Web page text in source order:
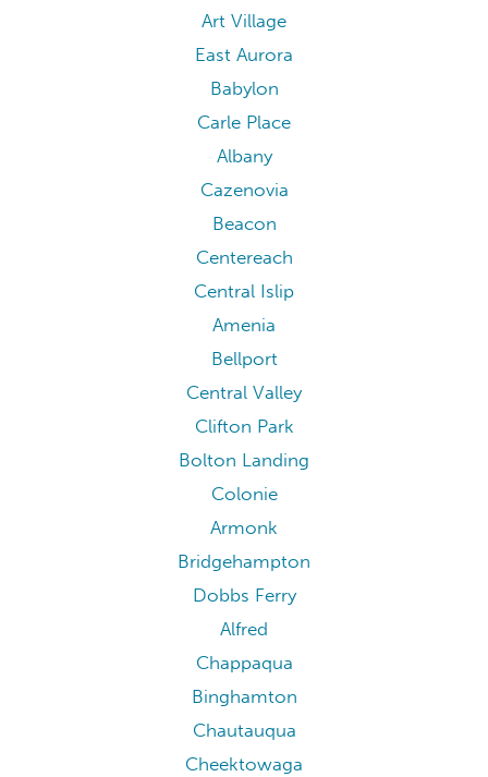
Art Village
East Aurora
Babylon
Carle Place
Albany
Cazenovia
Beacon
Centereach
Central Islip
Amenia
Bellport
Central Valley
Clifton Park
Bolton Landing
Colonie
Armonk
Bridgehampton
Dobbs Ferry
Alfred
Chappaqua
Binghamton
Chautauqua
Cheektowaga